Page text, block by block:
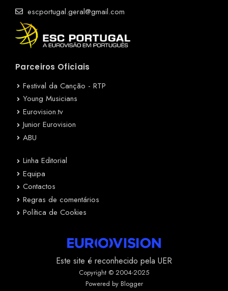
escportugal.geral@gmail.com
Parceiros Oficiais
Festival da Canção - RTP
Young Musicians
Eurovision.tv
Junior Eurovision
ABU
Linha Editorial
Equipa
Contactos
Regras de comentários
Política de Cookies
Este site é reconhecido pela UER
Copyright © 2004-2025
Powered by Blogger